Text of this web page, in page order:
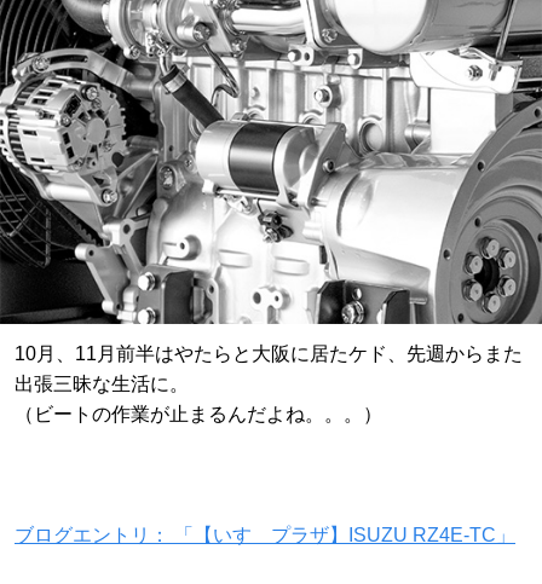
10月、11月前半はやたらと大阪に居たケド、先週からまた
出張三昧な生活に。
（ビートの作業が止まるんだよね。。。）
ブログエントリ： 「【いすゞプラザ】ISUZU RZ4E-TC」